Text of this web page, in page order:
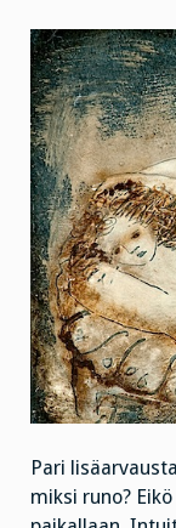
Pari
miksi runo?